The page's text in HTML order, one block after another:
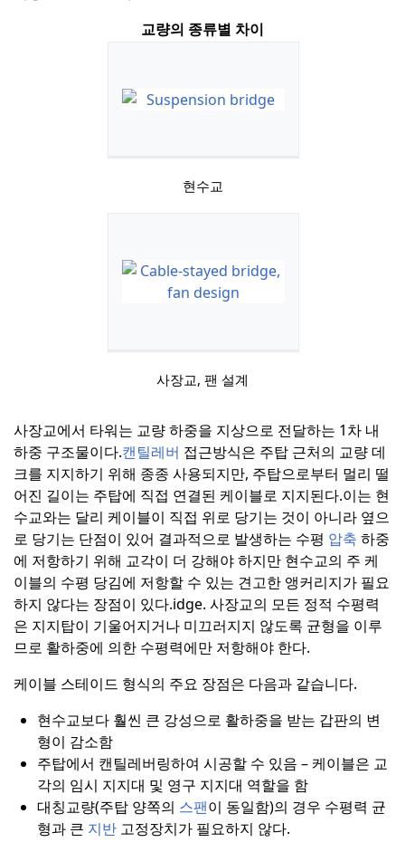
교량의 종류별 차이
현수교
사장교, 팬 설계
사장교에서 타워는 교량 하중을 지상으로 전달하는 1차 내
하중 구조물이다.캔틸레버 접근방식은 주탑 근처의 교량 데
크를 지지하기 위해 종종 사용되지만, 주탑으로부터 멀리 떨
어진 길이는 주탑에 직접 연결된 케이블로 지지된다.이는 현
수교와는 달리 케이블이 직접 위로 당기는 것이 아니라 옆으
로 당기는 단점이 있어 결과적으로 발생하는 수평 압축 하중
에 저항하기 위해 교각이 더 강해야 하지만 현수교의 주 케
이블의 수평 당김에 저항할 수 있는 견고한 앵커리지가 필요
하지 않다는 장점이 있다.idge. 사장교의 모든 정적 수평력
은 지지탑이 기울어지거나 미끄러지지 않도록 균형을 이루
므로 활하중에 의한 수평력에만 저항해야 한다.
케이블 스테이드 형식의 주요 장점은 다음과 같습니다.
현수교보다 훨씬 큰 강성으로 활하중을 받는 갑판의 변
형이 감소함
주탑에서 캔틸레버링하여 시공할 수 있음 – 케이블은 교
각의 임시 지지대 및 영구 지지대 역할을 함
대칭교량(주탑 양쪽의 스팬이 동일함)의 경우 수평력 균
형과 큰 지반고정장치가 필요하지 않다.